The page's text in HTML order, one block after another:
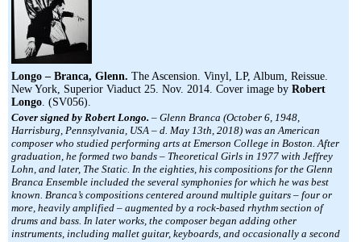
Longo – Branca, Glenn. The Ascension. Vinyl, LP, Album, Reissue.
New York, Superior Viaduct 25. Nov. 2014. Cover image by Robert
Longo. (SV056).
Cover signed by Robert Longo. – Glenn Branca (October 6, 1948,
Harrisburg, Pennsylvania, USA – d. May 13th, 2018) was an American
composer who studied performing arts at Emerson College in Boston. After
graduation, he formed two bands – Theoretical Girls in 1977 with Jeffrey
Lohn, and later, The Static. In the eighties, his compositions for the Glenn
Branca Ensemble included the several symphonies for which he was best
known. Branca’s compositions centered around multiple guitars – four or
more, heavily amplified – augmented by a rock-based rhythm section of
drums and bass. In later works, the composer began adding other
instruments, including mallet guitar, keyboards, and occasionally a second